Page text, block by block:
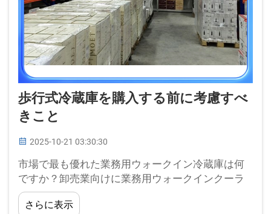
歩行式冷蔵庫を購入する前に考慮すべ
きこと
2025-10-21 03:30:30
市場で最も優れた業務用ウォークイン冷蔵庫は何
ですか？卸売業向けに業務用ウォークインクーラ
ーを購入したい場合、購入を進める前に検討すべ
き非常に重要な点がいくつかあります。まずサイ
さらに表示